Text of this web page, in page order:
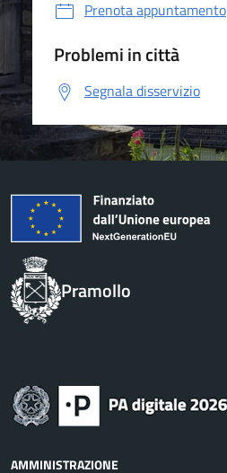
Prenota appuntamento
Problemi in città
Segnala disservizio
Pramollo
AMMINISTRAZIONE